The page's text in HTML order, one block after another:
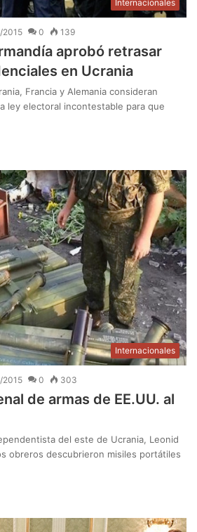
Internacionales
0 139
aprobó retrasar
en Ucrania
Francia y Alemania consideran
ley electoral incontestable para que
Internacionales
2015 0 303
de armas de EE.UU. al
del este de Ucrania, Leonid
obreros descubrieron misiles portátiles